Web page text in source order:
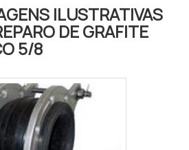
vedação.Durante a
de vedação
duas partes sejam
o procedimento. As
o espaço vazio
integração dos dois
f.
ILUSTRATIVAS
DE GRAFITE
5/8